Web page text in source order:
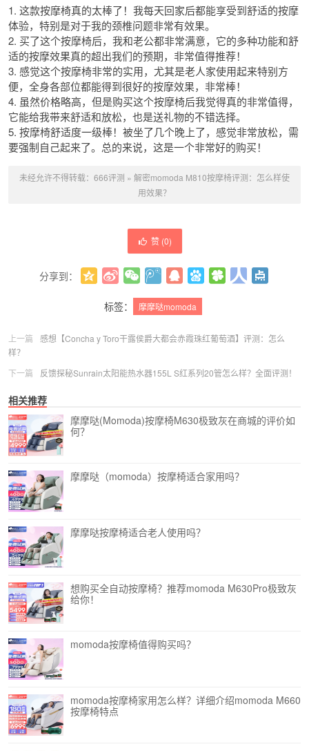
1. 这款按摩椅真的太棒了！我每天回家后都能享受到舒适的按摩
体验，特别是对于我的颈椎问题非常有效果。
2. 买了这个按摩椅后，我和老公都非常满意，它的多种功能和舒
适的按摩效果真的超出我们的预期，非常值得推荐！
3. 感觉这个按摩椅非常的实用，尤其是老人家使用起来特别方
便，全身各部位都能得到很好的按摩效果，非常棒！
4. 虽然价格略高，但是购买这个按摩椅后我觉得真的非常值得，
它能给我带来舒适和放松，也是送礼物的不错选择。
5. 按摩椅舒适度一级棒！被坐了几个晚上了，感觉非常放松，需
要强制自己起来了。总的来说，这是一个非常好的购买！
未经允许不得转载： 666评测 » 解密momoda M810按摩椅评测：怎么样使
用效果？
赞 (0)
分享到：
标签：
摩摩哒momoda
上一篇
感想【Concha y Toro干露侯爵大都会赤霞珠红葡萄酒】评测：怎么
样？
下一篇
反馈探秘Sunrain太阳能热水器155L S红系列20管怎么样？全面评测！
相关推荐
摩摩哒(Momoda)按摩椅M630极致灰在商城的评价如
何？
摩摩哒（momoda）按摩椅适合家用吗？
摩摩哒按摩椅适合老人使用吗？
想购买全自动按摩椅？推荐momoda M630Pro极致灰
给你！
momoda按摩椅值得购买吗？
momoda按摩椅家用怎么样？详细介绍momoda M660
按摩椅特点